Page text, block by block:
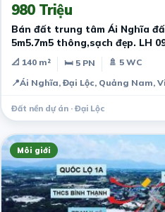
980 Triệu
Bán đất trung tâm Ái Nghĩa
5m5.7m5 thông,sạch đẹp. LH
📐 140 m² 🛏 5 PN
🚿 5 WC
📍Ái Nghĩa, Đại Lộc, Quảng Nam,
Đất nền dự án · Đại Lộc
Môi giới